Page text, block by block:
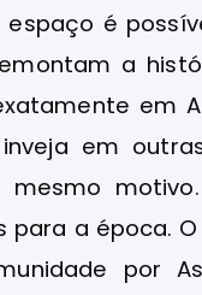
espaço é
a
em
em
mesmo
para a época.
por